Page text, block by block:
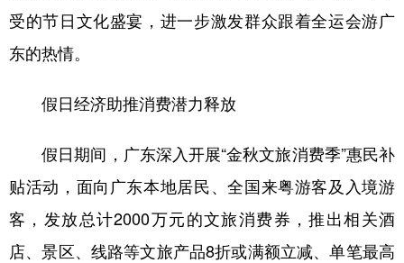
受的节日文化盛宴，进一步激发群众跟着全运会游广
东的热情。
假日经济助推消费潜力释放
假日期间，广东深入开展“金秋文旅消费季”惠民补
贴活动，面向广东本地居民、全国来粤游客及入境游
客，发放总计2000万元的文旅消费券，推出相关酒
店、景区、线路等文旅产品8折或满额立减、单笔最高